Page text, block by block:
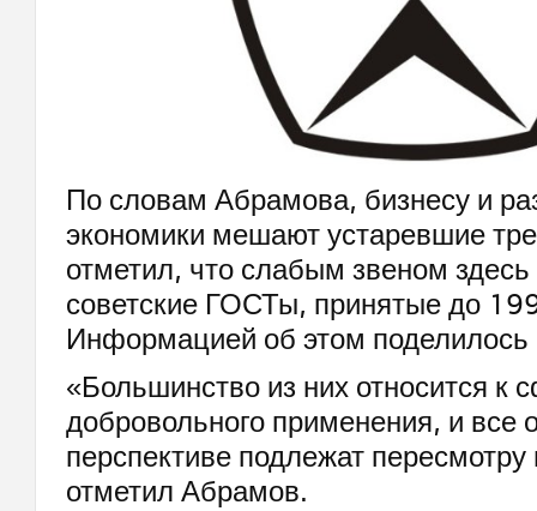
По словам Абрамова, бизнесу и
экономики мешают устаревшие
отметил, что слабым звеном
советские ГОСТы, принятые до
Информацией об этом
«Большинство из них относится к
добровольного применения, и все
перспективе подлежат
отметил Абрамов.